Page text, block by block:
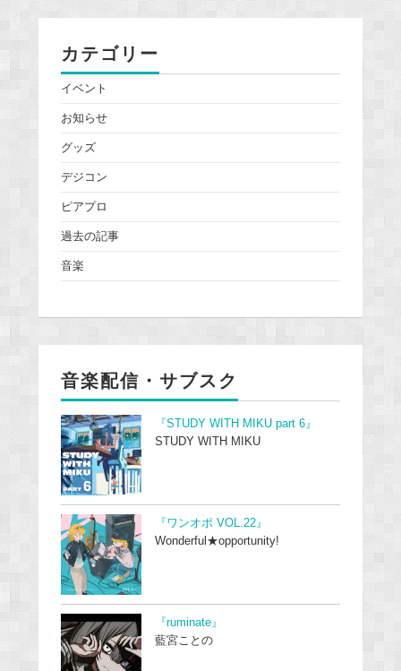
カテゴリー
イベント
お知らせ
グッズ
デジコン
ピアプロ
過去の記事
音楽
音楽配信・サブスク
『STUDY WITH MIKU part 6』
STUDY WITH MIKU
『ワンオポ VOL.22』
Wonderful★opportunity!
『ruminate』
藍宮ことの